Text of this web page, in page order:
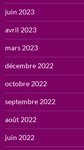
juin 2023
avril 2023
mars 2023
décembre 2022
octobre 2022
septembre 2022
août 2022
juin 2022